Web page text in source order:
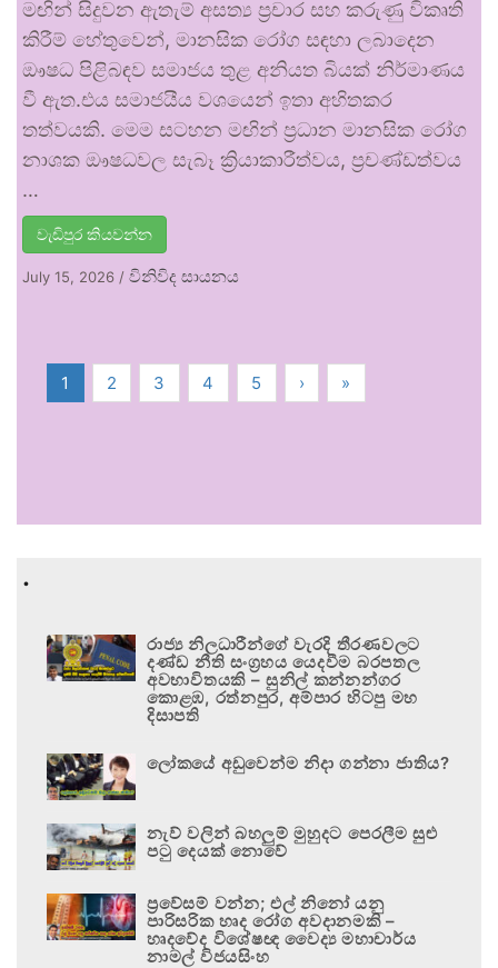
මඟින් සිදුවන ඇතැම් අසත්‍ය ප්‍රචාර සහ කරුණු විකෘති
කිරීම් හේතුවෙන්, මානසික රෝග සඳහා ලබාදෙන
ඖෂධ පිළිබඳව සමාජය තුළ අනියත බියක් නිර්මාණය
වී ඇත.එය සමාජයීය වශයෙන් ඉතා අහිතකර
තත්වයකි. මෙම සටහන මඟින් ප්‍රධාන මානසික රෝග
නාශක ඖෂධවල සැබෑ ක්‍රියාකාරීත්වය, ප්‍රචණ්ඩත්වය
…
වැඩිපුර කියවන්න
July 15, 2026 / විනිවිද සායනය
1 2 3 4 5 › »
.
රාජ්‍ය නිලධාරීන්ගේ වැරදි තීරණවලට
දණ්ඩ නීති සංග්‍රහය යෙදවීම බරපතල
අවභාවිතයකි – සුනිල් කන්නන්ගර
කොළඹ, රත්නපුර, අම්පාර හිටපු මහ
දිසාපති
ලෝකයේ අඩුවෙන්ම නිදා ගන්නා ජාතිය?
නැව් වලින් බහලුම් මුහුදට පෙරලීම සුළු
පටු දෙයක් නොවේ
ප්‍රවේසම් වන්න; එල් නිනෝ යනු
පාරිසරික හෘද රෝග අවදානමකි –
හෘදවේද විශේෂඥ වෛද්‍ය මහාචාර්ය
නාමල් විජයසිංහ